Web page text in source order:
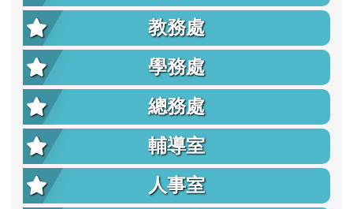
教務處
學務處
總務處
輔導室
人事室